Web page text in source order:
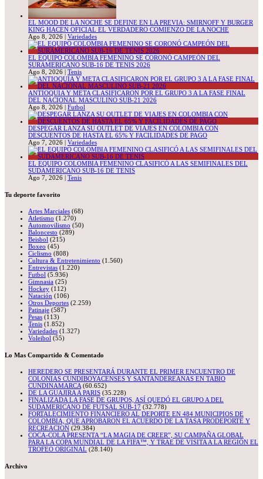
EL MOOD DE LA NOCHE SE DEFINE EN LA PREVIA: SMIRNOFF Y BURGER
KING HACEN OFICIAL EL VERDADERO COMIENZO DE LA NOCHE
Ago 8, 2026 | Variedades
EL EQUIPO COLOMBIA FEMENINO SE CORONÓ CAMPEÓN DEL
SURAMERICANO SUB-16 DE TENIS 2026
Ago 8, 2026 | Tenis
ANTIOQUIA Y META CLASIFICARON POR EL GRUPO 3 A LA FASE FINAL
DEL NACIONAL MASCULINO SUB-21 2026
Ago 8, 2026 | Futbol
DESPEGAR LANZA SU OUTLET DE VIAJES EN COLOMBIA CON
DESCUENTOS DE HASTA EL 65% Y FACILIDADES DE PAGO
Ago 7, 2026 | Variedades
EL EQUIPO COLOMBIA FEMENINO CLASIFICÓ A LAS SEMIFINALES DEL
SUDAMERICANO SUB-16 DE TENIS
Ago 7, 2026 | Tenis
Tu deporte favorito
Artes Marciales (68)
Atletismo (1.270)
Automovilismo (50)
Baloncesto (289)
Beisbol (215)
Boxeo (45)
Ciclismo (808)
Cultura & Entretenimiento (1.560)
Entrevistas (1.220)
Futbol (5.936)
Gimnasia (25)
Hockey (112)
Natación (106)
Otros Deportes (2.259)
Patinaje (587)
Pesas (113)
Tenis (1.852)
Variedades (1.327)
Voleibol (55)
Lo Mas Compartido & Comentado
HEREDERO SE PRESENTARÁ DURANTE EL PRIMER ENCUENTRO DE
COLONIAS CUNDIBOYACENSES Y SANTANDEREANAS EN TABIO
CUNDINAMARCA (60.652)
DE LA GUAJIRA A PARIS (35.228)
FINALIZADA LA FASE DE GRUPOS, ASÍ QUEDÓ EL GRUPO A DEL
SUDAMERICANO DE FUTSAL SUB-17 (32.778)
FORTALECIMIENTO FINANCIERO AL DEPORTE EN 484 MUNICIPIOS DE
COLOMBIA, QUE APROBARON EL ACUERDO DE LA TASA PRODEPORTE Y
RECREACION (29.384)
COCA-COLA PRESENTA “LA MAGIA DE CREER”, SU CAMPAÑA GLOBAL
PARA LA COPA MUNDIAL DE LA FIFA™, Y TRAE DE VISITA A LA REGIÓN EL
TROFEO ORIGINAL (28.140)
Archivo